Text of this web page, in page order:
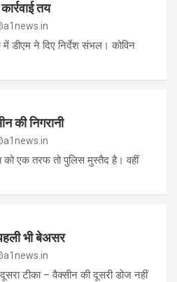
तय
में डीएम ने दिए निर्देश संभल। कोविन
की निगरानी
को एक तरफ तो पुलिस मुस्तैद है। वहीं
भी बेअसर
टीका – वैक्सीन की दूसरी डोज नहीं